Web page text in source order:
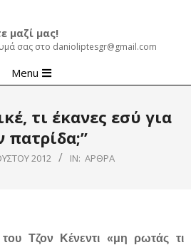
μαζί μας!
σας στο danioliptesgr@gmail.com
Menu
τι έκανες εσύ για
πατρίδα;”
2012 IN: ΆΡΘΡΑ
Τζον Κένεντι «μη ρωτάς τι